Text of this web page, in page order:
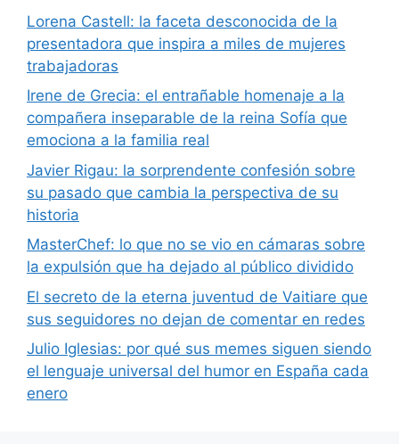
Lorena Castell: la faceta desconocida de la
presentadora que inspira a miles de mujeres
trabajadoras
Irene de Grecia: el entrañable homenaje a la
compañera inseparable de la reina Sofía que
emociona a la familia real
Javier Rigau: la sorprendente confesión sobre
su pasado que cambia la perspectiva de su
historia
MasterChef: lo que no se vio en cámaras sobre
la expulsión que ha dejado al público dividido
El secreto de la eterna juventud de Vaitiare que
sus seguidores no dejan de comentar en redes
Julio Iglesias: por qué sus memes siguen siendo
el lenguaje universal del humor en España cada
enero